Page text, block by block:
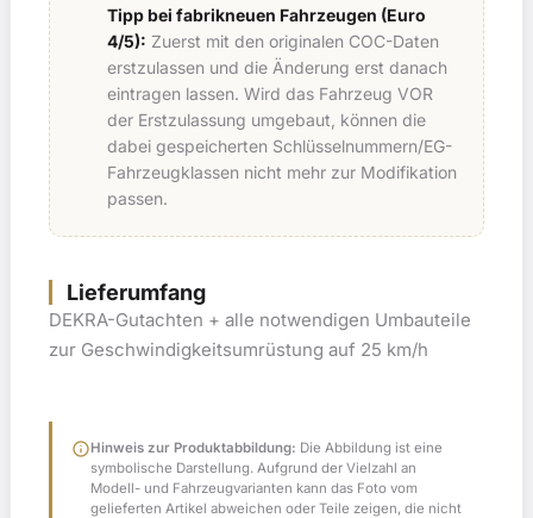
Tipp bei fabrikneuen Fahrzeugen (Euro
4/5): Zuerst mit den originalen COC-Daten
erstzulassen und die Änderung erst danach
eintragen lassen. Wird das Fahrzeug VOR
der Erstzulassung umgebaut, können die
dabei gespeicherten Schlüsselnummern/EG-
Fahrzeugklassen nicht mehr zur Modifikation
passen.
Lieferumfang
DEKRA-Gutachten + alle notwendigen Umbauteile
zur Geschwindigkeitsumrüstung auf 25 km/h
infoHinweis zur Produktabbildung: Die Abbildung ist eine
symbolische Darstellung. Aufgrund der Vielzahl an
Modell- und Fahrzeugvarianten kann das Foto vom
gelieferten Artikel abweichen oder Teile zeigen, die nicht